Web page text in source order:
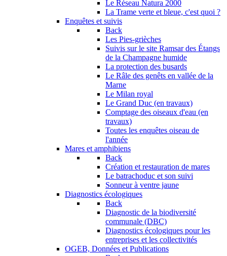
Le Réseau Natura 2000
La Trame verte et bleue, c'est quoi ?
Enquêtes et suivis
Back
Les Pies-grièches
Suivis sur le site Ramsar des Étangs
de la Champagne humide
La protection des busards
Le Râle des genêts en vallée de la
Marne
Le Milan royal
Le Grand Duc (en travaux)
Comptage des oiseaux d'eau (en
travaux)
Toutes les enquêtes oiseau de
l'année
Mares et amphibiens
Back
Création et restauration de mares
Le batrachoduc et son suivi
Sonneur à ventre jaune
Diagnostics écologiques
Back
Diagnostic de la biodiversité
communale (DBC)
Diagnostics écologiques pour les
entreprises et les collectivités
OGEB, Données et Publications